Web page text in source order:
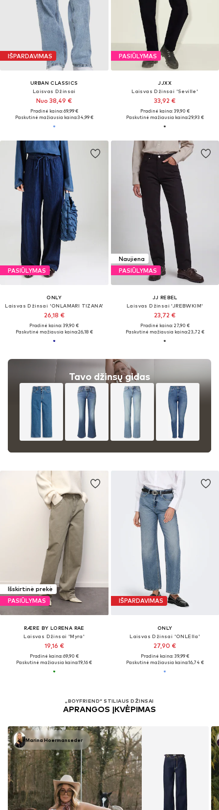
IŠPARDAVIMAS
URBAN CLASSICS
Laisvas Džinsai
Nuo 38,49 €
Pradinė kaina: 69,99 €
Paskutinė mažiausia kaina:34,99 €
PASIŪLYMAS
JJXX
Laisvas Džinsai 'Seville'
33,92 €
Pradinė kaina: 39,90 €
Paskutinė mažiausia kaina:29,93 €
PASIŪLYMAS
ONLY
Laisvas Džinsai 'ONLAMARI TIZANA'
26,18 €
Pradinė kaina: 39,90 €
Paskutinė mažiausia kaina:26,18 €
Naujiena
PASIŪLYMAS
JJ REBEL
Laisvas Džinsai 'JREBWKIM'
23,72 €
Pradinė kaina: 27,90 €
Paskutinė mažiausia kaina:23,72 €
Tavo džinsų gidas
Išskirtinė prekė
PASIŪLYMAS
RÆRE BY LORENA RAE
Laisvas Džinsai 'Myra'
19,16 €
Pradinė kaina: 69,90 €
Paskutinė mažiausia kaina:19,16 €
IŠPARDAVIMAS
ONLY
Laisvas Džinsai 'ONLElla'
27,90 €
Pradinė kaina: 39,99 €
Paskutinė mažiausia kaina:16,74 €
„BOYFRIEND“ STILIAUS DŽINSAI
APRANGOS ĮKVĖPIMAS
Marina Hoermanseder